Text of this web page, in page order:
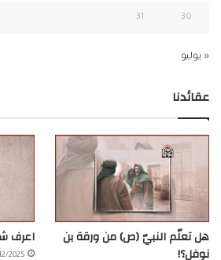
30
31
« يوليو
عقائدنا
هل تعلّم النبيّ (ص) من ورقة بن
نوفل؟!
اعرف
2025